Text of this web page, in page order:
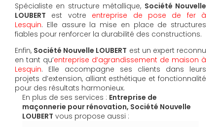
Spécialiste en structure métallique, Société Nouvelle
LOUBERT est votre entreprise de pose de fer à
Lesquin. Elle assure la mise en place de structures
fiables pour renforcer la durabilité des constructions.
Enfin, Société Nouvelle LOUBERT est un expert reconnu
en tant qu’entreprise d’agrandissement de maison à
Lesquin. Elle accompagne ses clients dans leurs
projets d’extension, alliant esthétique et fonctionnalité
pour des résultats harmonieux.
En plus de ses services : Entreprise de
maçonnerie pour rénovation, Société Nouvelle
LOUBERT vous propose aussi :